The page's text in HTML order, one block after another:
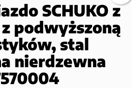
SCHUKO z
podwyższoną
stal
nierdzewna